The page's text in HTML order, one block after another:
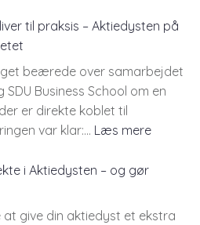
1.
2026
skifter
Aktiedysten
til praksis – Aktiedysten på
beærede over samarbejdet
Business School om en
er direkte koblet til
var klar:… Læs mere:
i Aktiedysten – og gør
give din aktiedyst et ekstra